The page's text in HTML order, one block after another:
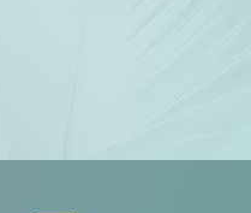
la conformité avec